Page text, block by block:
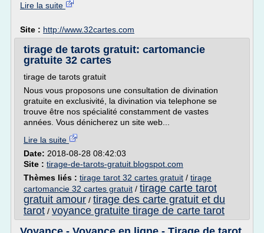
Lire la suite
Site : http://www.32cartes.com
tirage de tarots gratuit: cartomancie
gratuite 32 cartes
tirage de tarots gratuit
Nous vous proposons une consultation de divination
gratuite en exclusivité, la divination via telephone se
trouve être nos spécialité constamment de vastes
années. Vous dénicherez un site web...
Lire la suite
Date: 2018-08-28 08:42:03
Site : tirage-de-tarots-gratuit.blogspot.com
Thèmes liés : tirage tarot 32 cartes gratuit / tirage
cartomancie 32 cartes gratuit / tirage carte tarot
gratuit amour / tirage des carte gratuit et du
tarot / voyance gratuite tirage de carte tarot